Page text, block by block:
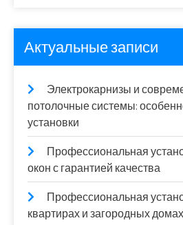
Актуальные записи
Электрокарнизы и
потолочные системы:
установки
Профессиональная
окон с гарантией качества
Профессиональная
квартирах и загородных домах